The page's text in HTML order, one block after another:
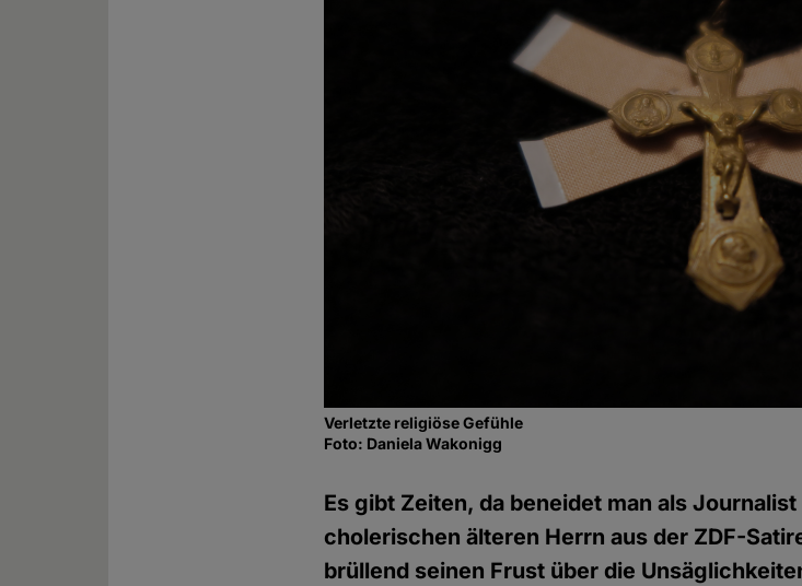
Verletzte religiöse Gefühle
Foto: Daniela Wakonigg
Es gibt Zeiten, da beneidet man als
cholerischen älteren Herrn aus der ZDF-
brüllend seinen Frust über die